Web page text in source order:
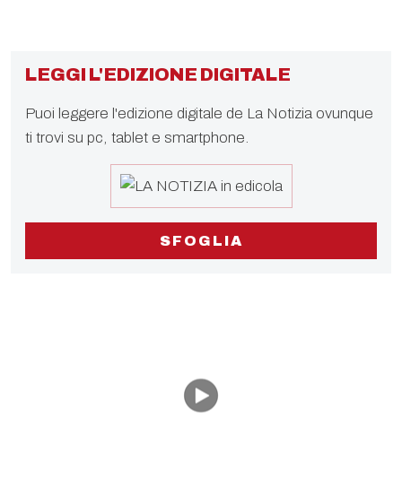
LEGGI L'EDIZIONE DIGITALE
Puoi leggere l'edizione digitale de La Notizia ovunque
ti trovi su pc, tablet e smartphone.
SFOGLIA